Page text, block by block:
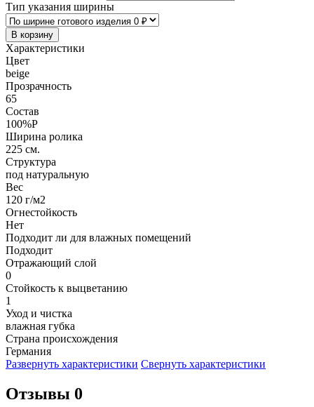
Тип указания ширины
В корзину
Характеристики
Цвет
beige
Прозрачность
65
Состав
100%P
Ширина ролика
225 см.
Структура
под натуральную
Вес
120 г/м2
Огнестойкость
Нет
Подходит ли для влажных помещений
Подходит
Отражающий слой
0
Стойкость к выцветанию
1
Уход и чистка
влажная губка
Страна происхождения
Германия
Развернуть характеристики Свернуть характеристики
Отзывы 0